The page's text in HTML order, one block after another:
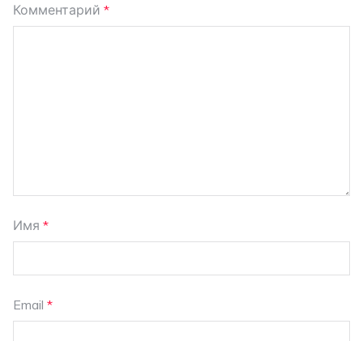
Комментарий *
Имя *
Email *